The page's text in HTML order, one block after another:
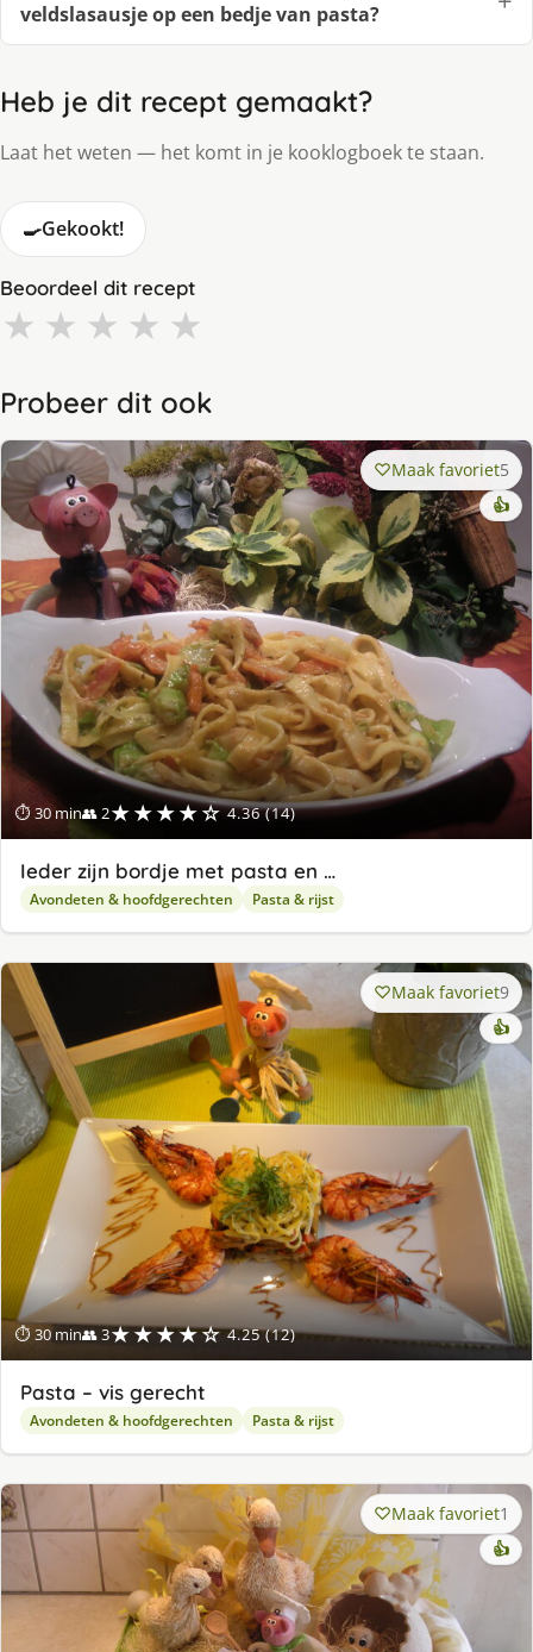
veldslasausje op een bedje van pasta?
Heb je dit recept gemaakt?
Laat het weten — het komt in je kooklogboek te staan.
🍳Gekookt!
Beoordeel dit recept
★ ★ ★ ★ ★
Probeer dit ook
⏱ 30 min👥 2★★★★☆ 4.36 (14)
Maak favoriet5
👍
Ieder zijn bordje met pasta en …
Avondeten & hoofdgerechten Pasta & rijst
⏱ 30 min👥 3★★★★☆ 4.25 (12)
Maak favoriet9
👍
Pasta – vis gerecht
Avondeten & hoofdgerechten Pasta & rijst
Maak favoriet1
👍